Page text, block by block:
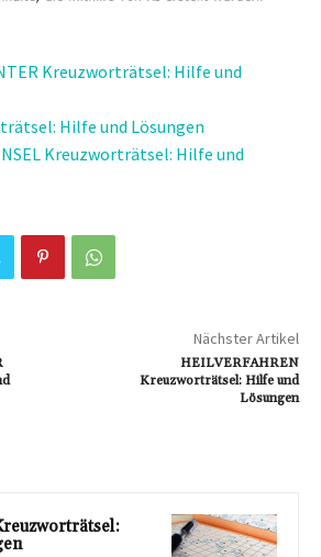
Kreuzworträtsel: Hilfe und
Hilfe und Lösungen
Kreuzworträtsel: Hilfe und
Nächster Artikel
HEILVERFAHREN
Kreuzworträtsel: Hilfe und
Lösungen